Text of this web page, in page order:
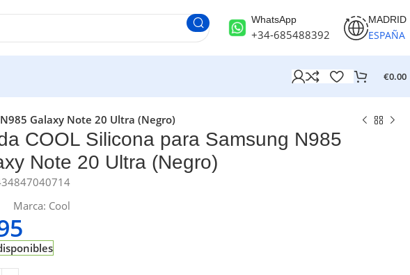
WhatsApp
+34-685488392
MADRID
ESPAÑA
€0.00
Galaxy Note 20 Ultra (Negro)
COOL Silicona para Samsung N985
Note 20 Ultra (Negro)
Marca: Cool